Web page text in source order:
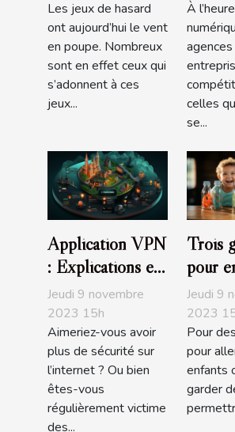
gagner ?
Les jeux de hasard
ont aujourd’hui le vent
en poupe. Nombreux
sont en effet ceux qui
s’adonnent à ces
jeux...
À
celles
se...
Application VPN
: Explications et
avantages
Jeudi 9 novembre
2023 15h
Aimeriez-vous avoir
plus de sécurité sur
l’internet ? Ou bien
êtes-vous
régulièrement victime
des...
Trois
pour
Jeudi 9
2023
Pour
pour
enfants
garder